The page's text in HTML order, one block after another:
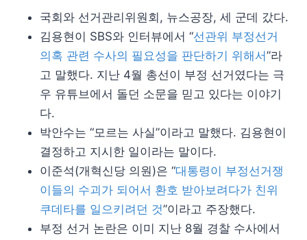
국회와 선거관리위원회, 뉴스공장, 세 군데 갔다.
김용현이 SBS와 인터뷰에서 “선관위 부정선거
의혹 관련 수사의 필요성을 판단하기 위해서”라
고 말했다. 지난 4월 총선이 부정 선거였다는 극
우 유튜브에서 돌던 소문을 믿고 있다는 이야기
다.
박안수는 “모르는 사실”이라고 말했다. 김용현이
결정하고 지시한 일이라는 말이다.
이준석(개혁신당 의원)은 “대통령이 부정선거쟁
이들의 수괴가 되어서 환호 받아보려다가 친위
쿠데타를 일으키려던 것”이라고 주장했다.
부정 선거 논란은 이미 지난 8월 경찰 수사에서